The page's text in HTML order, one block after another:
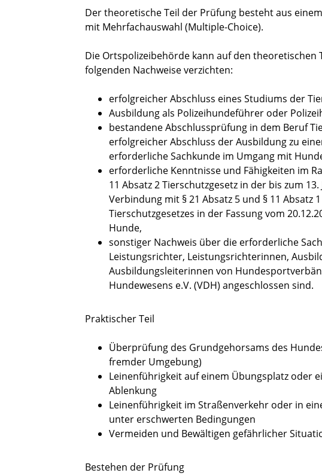
Der theoretische Teil der Prüfung besteht aus
mit Mehrfachauswahl (Multiple-Choice).
Die Ortspolizeibehörde kann auf den theoretischen
folgenden Nachweise verzichten:
erfolgreicher Abschluss eines Studiums der
Ausbildung als Polizeihundeführer oder
bestandene Abschlussprüfung in dem Beruf
erfolgreicher Abschluss der Ausbildung zu
erforderliche Sachkunde im Umgang mit
erforderliche Kenntnisse und Fähigkeiten im
11 Absatz 2 Tierschutzgesetz in der bis zum
Verbindung mit § 21 Absatz 5 und § 11 Absatz
Tierschutzgesetzes in der Fassung vom
Hunde,
sonstiger Nachweis über die erforderliche
Leistungsrichter, Leistungsrichterinnen,
Ausbildungsleiterinnen von
Hundewesens e.V. (VDH) angeschlossen sind.
Praktischer Teil
Überprüfung des Grundgehorsams des
fremder Umgebung)
Leinenführigkeit auf einem Übungsplatz oder
Ablenkung
Leinenführigkeit im Straßenverkehr oder in
unter erschwerten Bedingungen
Vermeiden und Bewältigen gefährlicher
Bestehen der Prüfung